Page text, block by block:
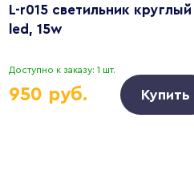
L-r015 cветильник круглый
led, 15w
Доступно к заказу: 1 шт.
950 руб. Купить